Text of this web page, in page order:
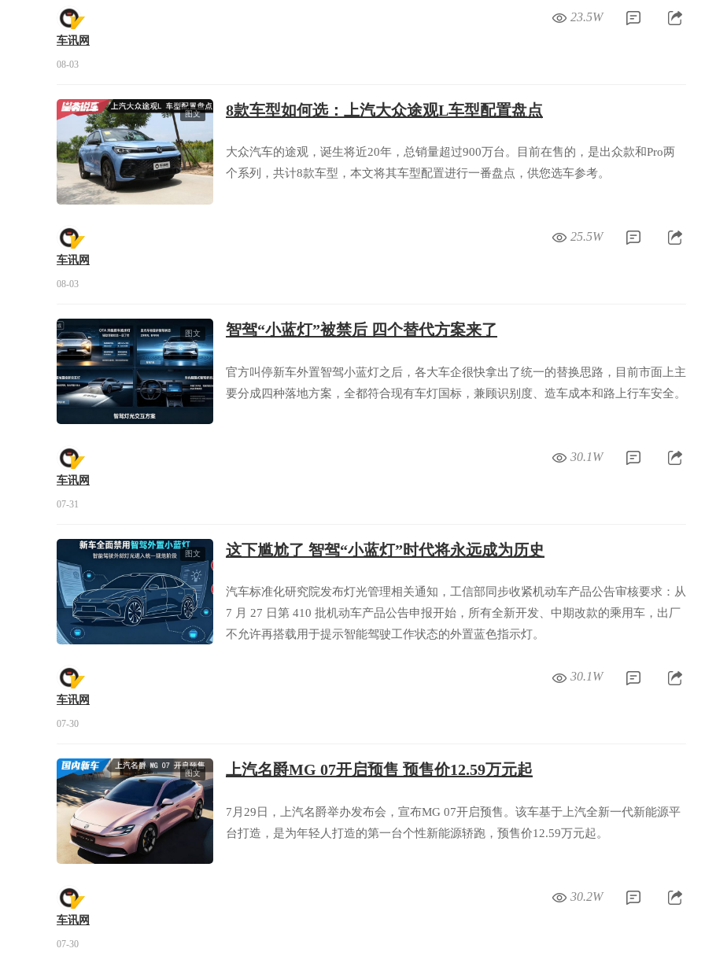
车讯网
08-03
23.5W
图文 8款车型如何选：上汽大众途观L车型配置盘点
大众汽车的途观，诞生将近20年，总销量超过900万台。目前在售的，是出众款和Pro两
个系列，共计8款车型，本文将其车型配置进行一番盘点，供您选车参考。
车讯网
08-03
25.5W
图文 智驾“小蓝灯”被禁后 四个替代方案来了
官方叫停新车外置智驾小蓝灯之后，各大车企很快拿出了统一的替换思路，目前市面上主
要分成四种落地方案，全都符合现有车灯国标，兼顾识别度、造车成本和路上行车安全。
车讯网
07-31
30.1W
图文 这下尴尬了 智驾“小蓝灯”时代将永远成为历史
汽车标准化研究院发布灯光管理相关通知，工信部同步收紧机动车产品公告审核要求：从
7 月 27 日第 410 批机动车产品公告申报开始，所有全新开发、中期改款的乘用车，出厂
不允许再搭载用于提示智能驾驶工作状态的外置蓝色指示灯。
车讯网
07-30
30.1W
图文 上汽名爵MG 07开启预售 预售价12.59万元起
7月29日，上汽名爵举办发布会，宣布MG 07开启预售。该车基于上汽全新一代新能源平
台打造，是为年轻人打造的第一台个性新能源轿跑，预售价12.59万元起。
车讯网
07-30
30.2W